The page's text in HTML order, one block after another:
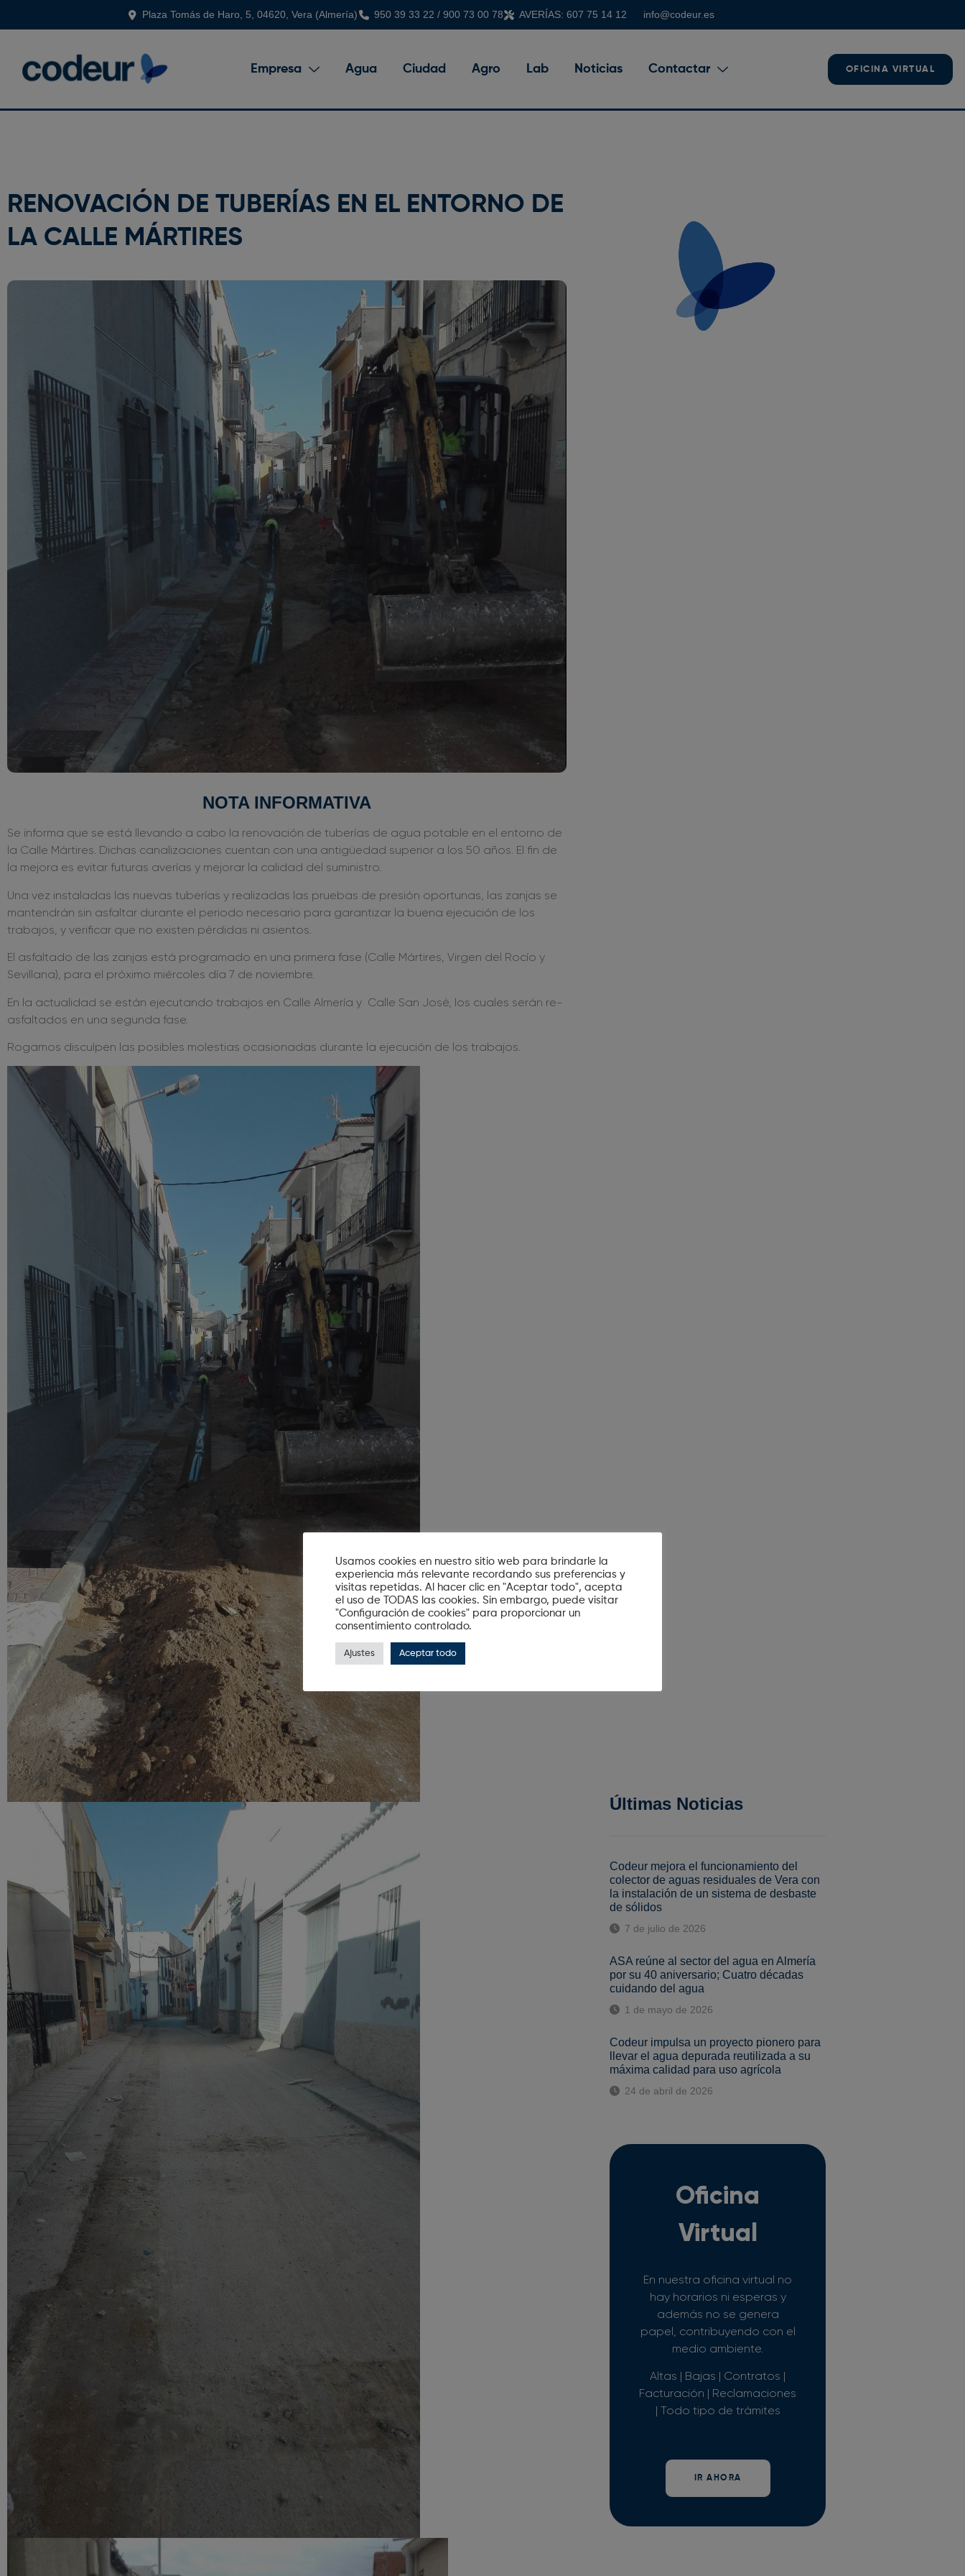
Plaza Tomás de Haro, 5, 04620, Vera (Almería) 950 39 33 22 / 900 73 00 78 AVERÍAS: 607 75 14 12 info@codeur.es
Empresa Agua Ciudad Agro Lab Noticias Contactar OFICINA VIRTUAL
RENOVACIÓN DE TUBERÍAS EN EL ENTORNO DE
LA CALLE MÁRTIRES
NOTA INFORMATIVA
Se informa que se está llevando a cabo la renovación de tuberías de agua potable en el entorno de
la Calle Mártires. Dichas canalizaciones cuentan con una antigüedad superior a los 50 años. El fin de
la mejora es evitar futuras averías y mejorar la calidad del suministro.
Una vez instaladas las nuevas tuberías y realizadas las pruebas de presión oportunas, las zanjas se
mantendrán sin asfaltar durante el periodo necesario para garantizar la buena ejecución de los
trabajos, y verificar que no existen pérdidas ni asientos.
El asfaltado de las zanjas está programado en una primera fase (Calle Mártires, Virgen del Rocío y
Sevillana), para el próximo miércoles día 7 de noviembre.
En la actualidad se están ejecutando trabajos en Calle Almería y Calle San José, los cuales serán re-
asfaltados en una segunda fase.
Rogamos disculpen las posibles molestias ocasionadas durante la ejecución de los trabajos.
Últimas Noticias
Codeur mejora el funcionamiento del
colector de aguas residuales de Vera con
la instalación de un sistema de desbaste
de sólidos
7 de julio de 2026
ASA reúne al sector del agua en Almería
por su 40 aniversario; Cuatro décadas
cuidando del agua
1 de mayo de 2026
Codeur impulsa un proyecto pionero para
llevar el agua depurada reutilizada a su
máxima calidad para uso agrícola
24 de abril de 2026
Oficina
Virtual
En nuestra oficina virtual no
hay horarios ni esperas y
además no se genera
papel, contribuyendo con el
medio ambiente.
Altas | Bajas | Contratos |
Facturación | Reclamaciones
| Todo tipo de trámites
IR AHORA
Usamos cookies en nuestro sitio web para brindarle la
experiencia más relevante recordando sus preferencias y
visitas repetidas. Al hacer clic en "Aceptar todo", acepta
el uso de TODAS las cookies. Sin embargo, puede visitar
"Configuración de cookies" para proporcionar un
consentimiento controlado.
Ajustes Aceptar todo